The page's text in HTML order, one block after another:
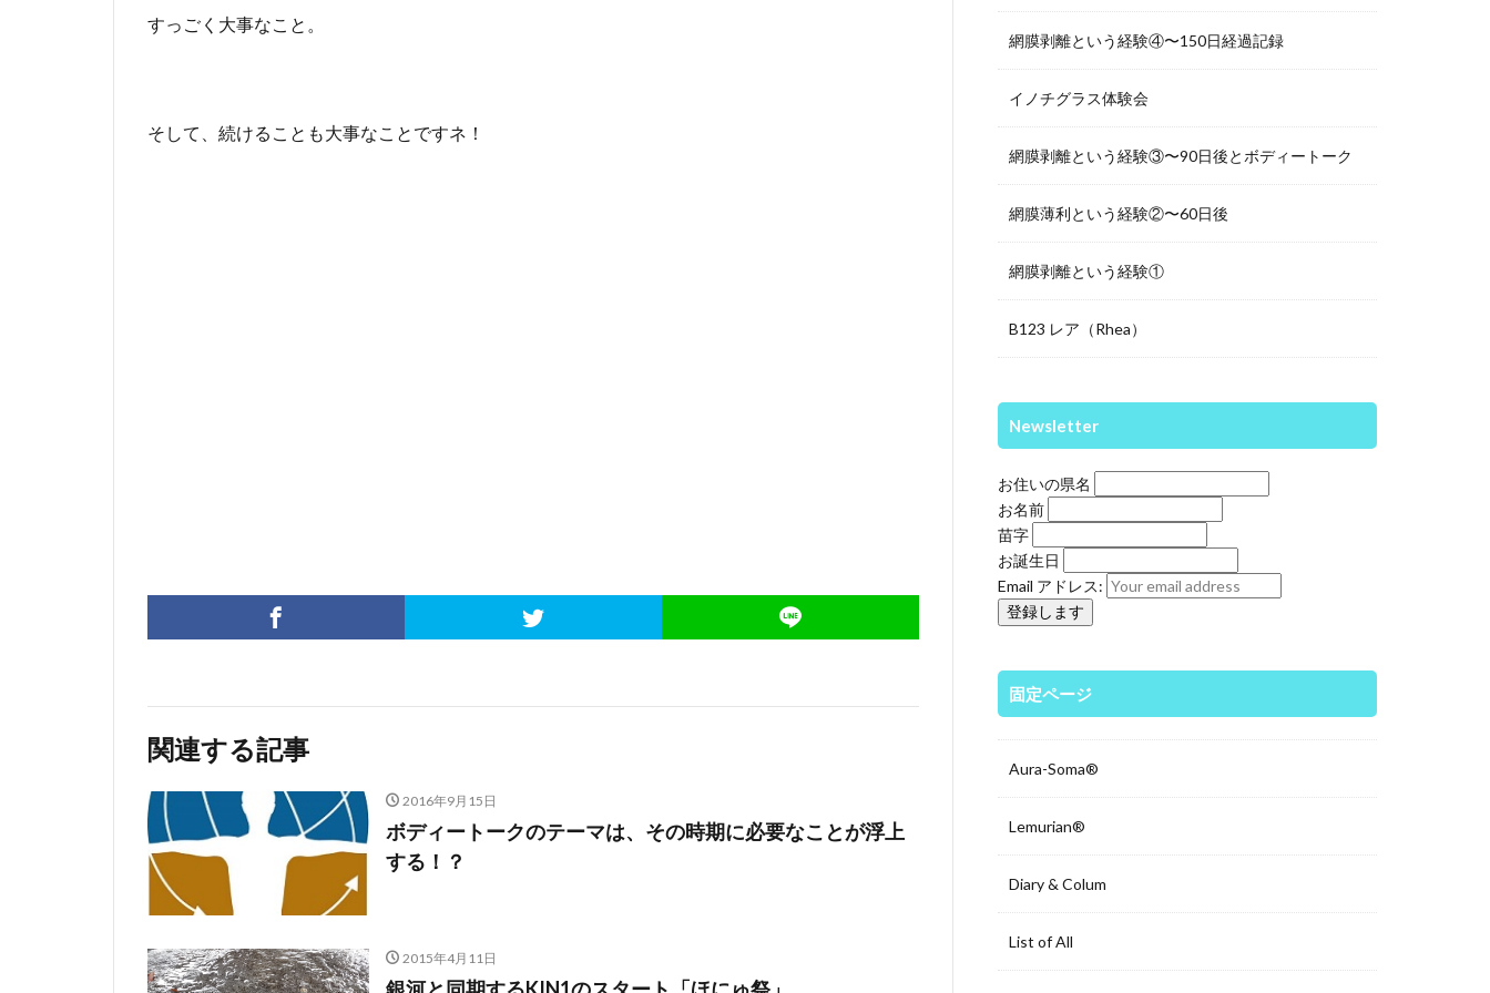
すっごく大事なこと。
そして、続けることも大事なことですネ！
関連する記事
2016年9月15日
ボディートークのテーマは、その時期に必要なことが浮上
する！？
2015年4月11日
網膜剥離という経験④〜150日経過記録
イノチグラス体験会
網膜剥離という経験③〜90日後とボディートーク
網膜薄利という経験②〜60日後
網膜剥離という経験①
B123 レア（Rhea）
Newsletter
お住いの県名
お名前
苗字
お誕生日
Email アドレス:
固定ページ
Aura-Soma®
Lemurian®
Diary & Colum
List of All